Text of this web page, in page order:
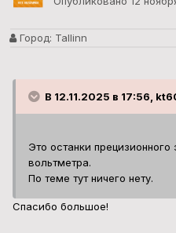
Город: Tallinn
В 12.11.2025 в 17:56,
Это останки
вольтметра.
По теме тут ничего нету.
Спасибо большое!